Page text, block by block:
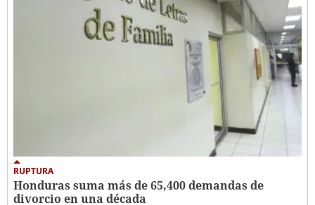
RUPTURA
Honduras suma más de 65,400 demandas de
divorcio en una década